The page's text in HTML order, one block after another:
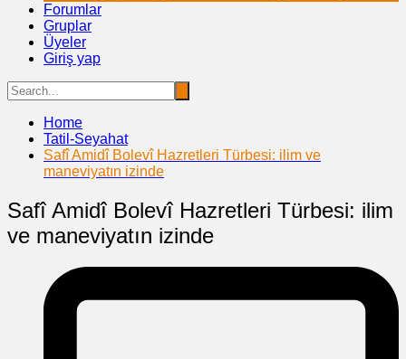
Forumlar
Gruplar
Üyeler
Giriş yap
Home
Tatil-Seyahat
Safî Amidî Bolevî Hazretleri Türbesi: ilim ve
maneviyatın izinde
Safî Amidî Bolevî Hazretleri Türbesi: ilim
ve maneviyatın izinde